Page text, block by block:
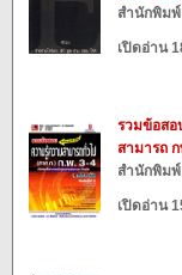
สำนักพิม
เปิดอ่าน
รวมข้อสอ
สามารถ
สำนักพิม
เปิดอ่าน